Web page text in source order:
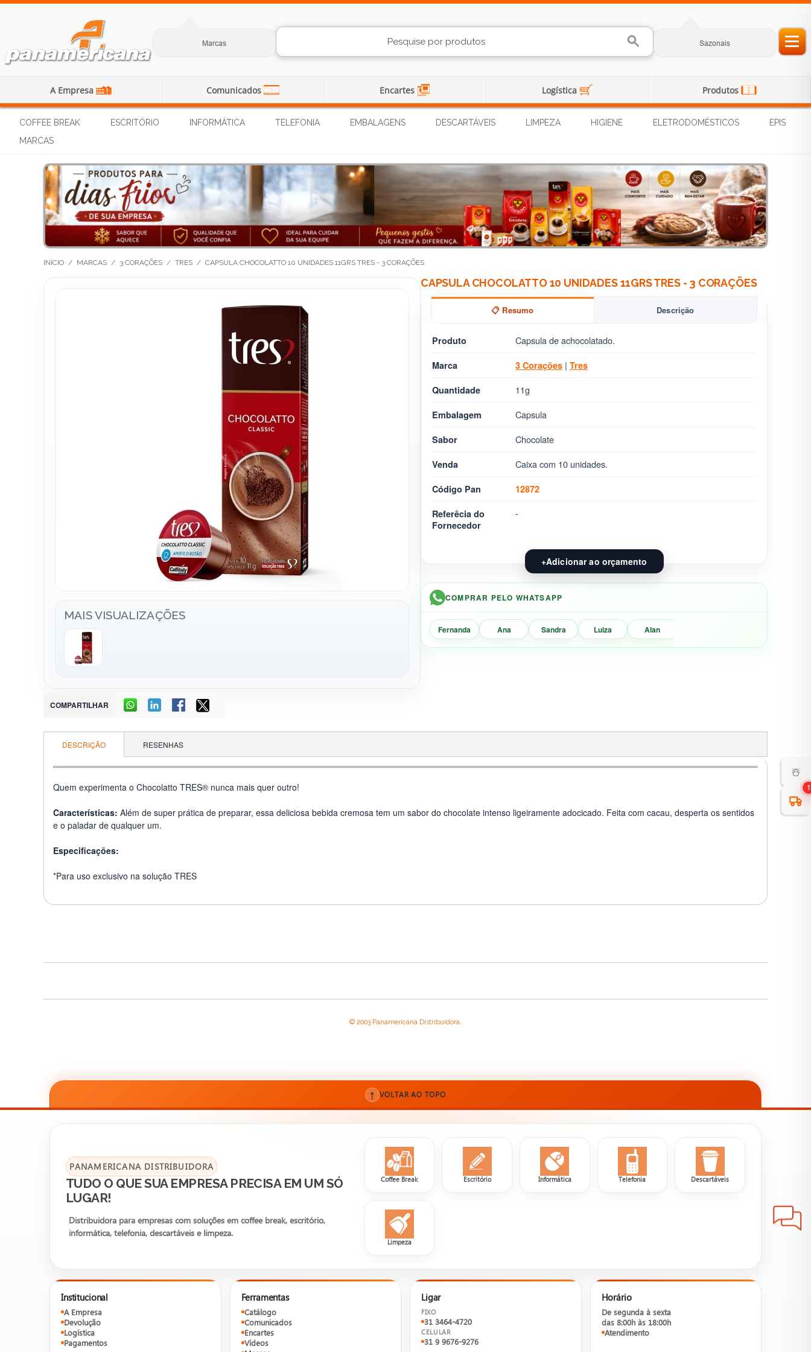
Marcas Sazonais
A Empresa Comunicados Encartes Logística Produtos
COFFEE BREAK ESCRITÓRIO INFORMÁTICA TELEFONIA EMBALAGENS DESCARTÁVEIS LIMPEZA HIGIENE ELETRODOMÉSTICOS
EPIS
MARCAS
INÍCIO / MARCAS / 3 CORAÇÕES / TRES / CAPSULA CHOCOLATTO 10 UNIDADES 11GRS TRES - 3 CORAÇÕES
MAIS VISUALIZAÇÕES
CAPSULA CHOCOLATTO 10 UNIDADES 11GRS TRES - 3 CORAÇÕES
📋 Resumo Descrição
Produto Capsula de achocolatado.
Marca 3 Corações | Tres
Quantidade 11g
Embalagem Capsula
Sabor Chocolate
Venda Caixa com 10 unidades.
Código Pan 12872
Referêcia do
Fornecedor
-
+Adicionar ao orçamento
COMPRAR PELO WHATSAPP
Fernanda Ana Sandra Luiza Alan
COMPARTILHAR
DESCRIÇÃO RESENHAS
Quem experimenta o Chocolatto TRES® nunca mais quer outro!
Características: Além de super prática de preparar, essa deliciosa bebida cremosa tem um sabor do chocolate intenso ligeiramente adocicado. Feita com cacau, desperta os sentidos
e o paladar de qualquer um.
Especificações:
*Para uso exclusivo na solução TRES
☃️
1
© 2003 Panamericana Distribuidora.
↑ VOLTAR AO TOPO
PANAMERICANA DISTRIBUIDORA
TUDO O QUE SUA EMPRESA PRECISA EM UM SÓ
LUGAR!
Distribuidora para empresas com soluções em coffee break, escritório,
informática, telefonia, descartáveis e limpeza.
Coffee Break Escritório Informática Telefonia Descartáveis
Limpeza
Institucional
A Empresa
Devolução
Logística
Pagamentos
Ferramentas
Catálogo
Comunicados
Encartes
Vídeos
Ligar
FIXO
31 3464-4720
CELULAR
31 9 9676-9276
Horário
De segunda à sexta
das 8:00h às 18:00h
Atendimento